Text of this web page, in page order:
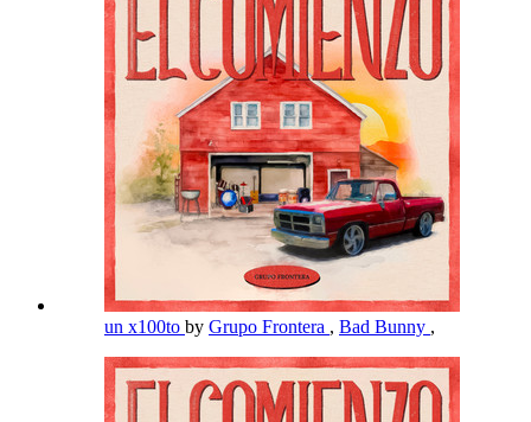
un x100to by Grupo Frontera , Bad Bunny ,